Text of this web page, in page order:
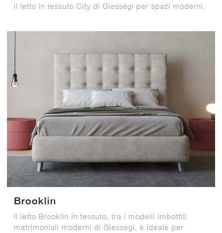
il letto in tessuto City di Giessegi per spazi moderni.
Brooklin
Il letto Brooklin in tessuto, tra i modelli imbottiti
matrimoniali moderni di Giessegi, è ideale per